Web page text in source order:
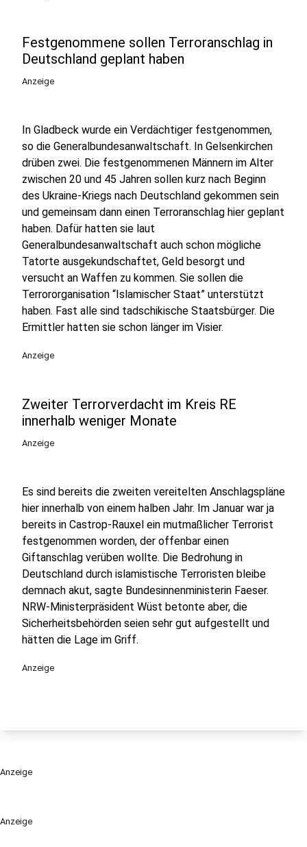
Anzeige
Festgenommene sollen Terroranschlag in
Deutschland geplant haben
Anzeige
In Gladbeck wurde ein Verdächtiger festgenommen,
so die Generalbundesanwaltschaft. In Gelsenkirchen
drüben zwei. Die festgenommenen Männern im Alter
zwischen 20 und 45 Jahren sollen kurz nach Beginn
des Ukraine-Kriegs nach Deutschland gekommen sein
und gemeinsam dann einen Terroranschlag hier geplant
haben. Dafür hatten sie laut
Generalbundesanwaltschaft auch schon mögliche
Tatorte ausgekundschaftet, Geld besorgt und
versucht an Waffen zu kommen. Sie sollen die
Terrororganisation “Islamischer Staat” unterstützt
haben. Fast alle sind tadschikische Staatsbürger. Die
Ermittler hatten sie schon länger im Visier.
Anzeige
Zweiter Terrorverdacht im Kreis RE
innerhalb weniger Monate
Anzeige
Es sind bereits die zweiten vereitelten Anschlagspläne
hier innerhalb von einem halben Jahr. Im Januar war ja
bereits in Castrop-Rauxel ein mutmaßlicher Terrorist
festgenommen worden, der offenbar einen
Giftanschlag verüben wollte. Die Bedrohung in
Deutschland durch islamistische Terroristen bleibe
demnach akut, sagte Bundesinnenministerin Faeser.
NRW-Ministerpräsident Wüst betonte aber, die
Sicherheitsbehörden seien sehr gut aufgestellt und
hätten die Lage im Griff.
Anzeige
Anzeige